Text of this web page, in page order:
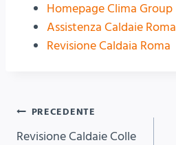
Homepage Clima Group
Assistenza Caldaie Roma
Revisione Caldaia Roma
Navigazione
PRECEDENTE
Revisione Caldaie Colle